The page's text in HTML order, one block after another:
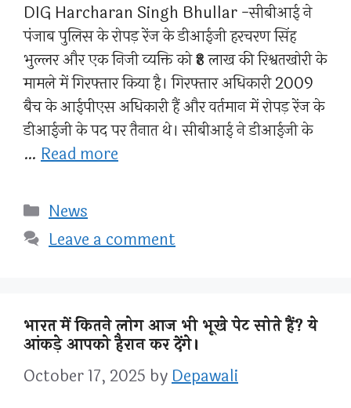
DIG Harcharan Singh Bhullar -सीबीआई ने
पंजाब पुलिस के रोपड़ रेंज के डीआईजी हरचरण सिंह
भुल्लर और एक निजी व्यक्ति को ₹8 लाख की रिश्वतखोरी के
मामले में गिरफ्तार किया है। गिरफ्तार अधिकारी 2009
बैच के आईपीएस अधिकारी हैं और वर्तमान में रोपड़ रेंज के
डीआईजी के पद पर तैनात थे। सीबीआई ने डीआईजी के
… Read more
Categories
News
Leave a comment
भारत में कितने लोग आज भी भूखे पेट सोते हैं? ये
आंकड़े आपको हैरान कर देंगे।
October 17, 2025 byDepawali